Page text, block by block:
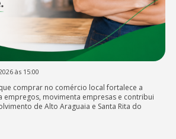
às 15:00
comprar no comércio local fortalece a
empregos, movimenta empresas e contribui
de Alto Araguaia e Santa Rita do